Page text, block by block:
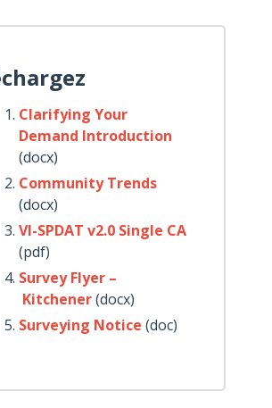
Clarifying Your
Demand Introduction
(docx)
Community Trends
(docx)
VI-SPDAT v2.0 Single CA
(pdf)
Survey Flyer –
Kitchener(docx)
Surveying Notice (doc)